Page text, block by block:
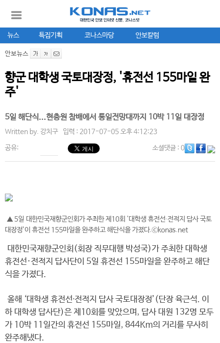
뉴스 특집기획 코나스마당 안보칼럼
안보뉴스
향군 대학생 국토대장정, '휴전선 155마일 완
주'
5일 해단식...현충원 참배에서 통일전망대까지 10박 11일 대장정
Written by. 강치구 입력 : 2017-07-05 오후 4:12:23
공유: 소셜댓글: 0
▲ 5일 대한민국재향군인회가 주최한 제10회 '대학생 휴전선∙전적지 답사 국토
대장정’이 휴전선 155마일을 완주하고 해단식을 가졌다.ⓒkonas.net
대한민국재향군인회(회장 직무대행 박성국)가 주최한 대학생
휴전선·전적지 답사단이 5일 휴전선 155마일을 완주하고 해단
식을 가졌다.
올해 ‘대학생 휴전선∙전적지 답사 국토대장정’(단장 육근석. 이
하 대학생 답사단)은 제10회를 맞았으며, 답사 대원 132명 모두
가 10박 11일간의 휴전선 155마일, 844Km의 거리를 무사히
완주해냈다.